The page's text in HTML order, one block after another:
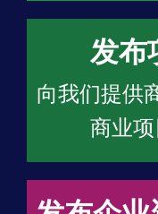
发布
向我们提供
商业